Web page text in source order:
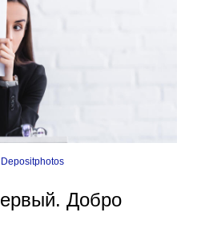
Depositphotos
Добро